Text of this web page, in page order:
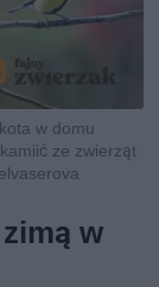
w domu
ze zwierząt
w